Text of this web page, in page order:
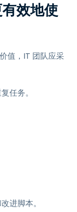
效地使
值，IT 团队应采
任务。
进脚本。